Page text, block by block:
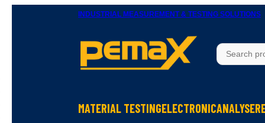
INDUSTRIAL MEASUREMENT & TESTING SOLUTIONS
MATERIAL TESTINGELECTRONICANALYSER